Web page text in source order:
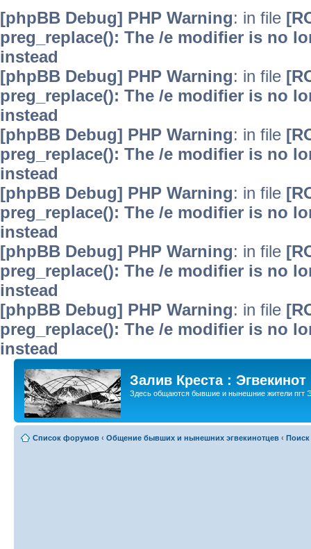
[phpBB Debug] PHP Warning: in file
preg_replace(): The /e modifier is no
instead
[phpBB Debug] PHP Warning: in file
preg_replace(): The /e modifier is no
instead
[phpBB Debug] PHP Warning: in file
preg_replace(): The /e modifier is no
instead
[phpBB Debug] PHP Warning: in file
preg_replace(): The /e modifier is no
instead
[phpBB Debug] PHP Warning: in file
preg_replace(): The /e modifier is no
instead
[phpBB Debug] PHP Warning: in file
preg_replace(): The /e modifier is no
instead
Залив Креста : Эгвекинот
Здесь общаются бывшие и нынешние жители пгт
Список форумов ‹ Общение бывших и нынешних эгвекинотцев ‹ Поиск